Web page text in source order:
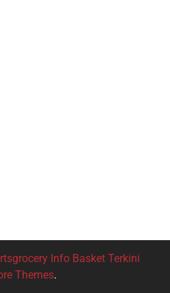
Info Basket Terkini
Themes.